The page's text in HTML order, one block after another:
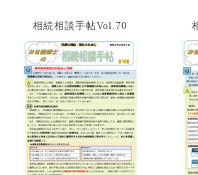
相続相談手帖Vol.70